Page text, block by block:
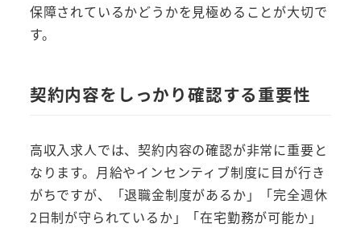
保障されているかどうかを見極めることが大切で
す。
契約内容をしっかり確認する重要性
高収入求人では、契約内容の確認が非常に重要と
なります。月給やインセンティブ制度に目が行き
がちですが、「退職金制度があるか」「完全週休
2日制が守られているか」「在宅勤務が可能か」